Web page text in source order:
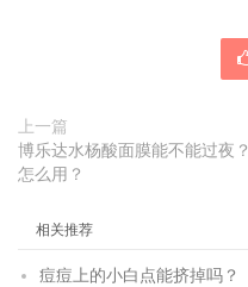
上一篇
博乐达水杨酸面膜能不能过夜？
怎么用？
相关推荐
痘痘上的小白点能挤掉吗？